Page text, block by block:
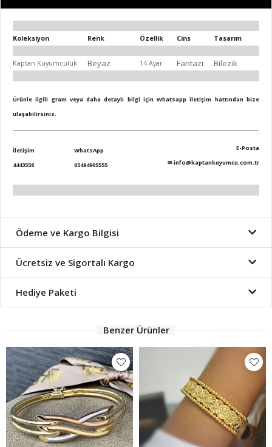
Koleksiyon Renk Özellik Cins Tasarım
Kaptan Kuyumculuk Beyaz 14 Ayar Fantazi Bilezik
Ürünle ilgili gram veya daha detaylı bilgi için Whatsapp iletişim hattından bize
ulaşabilirsiniz.
İletişim
4443558
WhatsApp
05494905555
E-Posta
✉info@kaptankuyumcu.com.tr
Ödeme ve Kargo Bilgisi
Ücretsiz ve Sigortalı Kargo
Hediye Paketi
Benzer Ürünler